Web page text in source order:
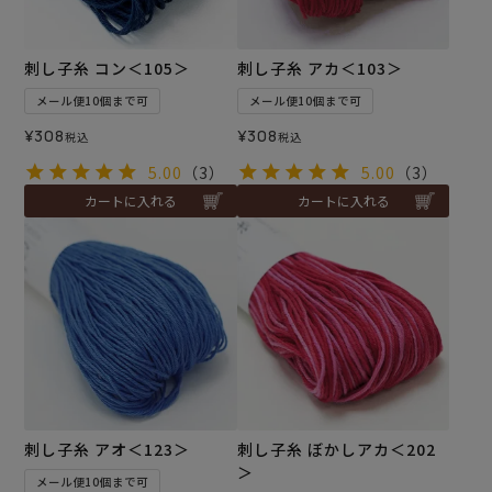
刺し子糸 コン＜105＞
メール便10個まで可
¥308税込
5.00 （3）
カートに入れる
刺し子糸 アカ＜103＞
メール便10個まで可
¥308税込
5.00 （3）
カートに入れる
刺し子糸 アオ＜123＞
メール便10個まで可
刺し子糸 ぼかしアカ＜202
＞